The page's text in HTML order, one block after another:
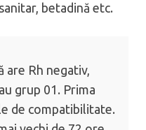
betadină etc.
are Rh negativ,
grup 01. Prima
de compatibilitate.